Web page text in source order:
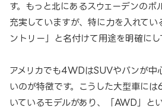
す。もっと北にあるスウェーデンの
充実していますが、特に力を入れて
ントリー」と名付けて用途を明確にし
アメリカでも4WDはSUVやバンが中
いのが特徴です。こうした大型車に
いているモデルがあり、「AWD」と